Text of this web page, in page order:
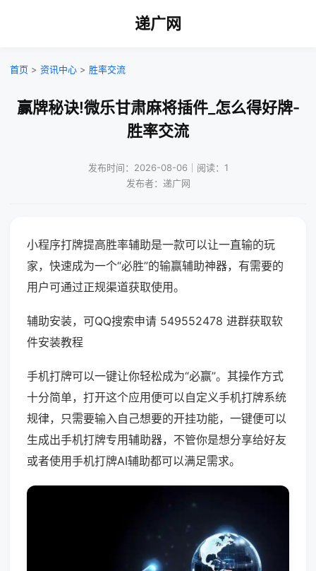
递广网
首页 > 资讯中心 > 胜率交流
赢牌秘诀!微乐甘肃麻将插件_怎么得好牌-
胜率交流
发布时间：2026-08-06｜阅读：1
发布者：递广网
小程序打牌提高胜率辅助是一款可以让一直输的玩
家，快速成为一个“必胜”的输赢辅助神器，有需要的
用户可通过正规渠道获取使用。
辅助安装，可QQ搜索申请 549552478 进群获取软
件安装教程
手机打牌可以一键让你轻松成为“必赢”。其操作方式
十分简单，打开这个应用便可以自定义手机打牌系统
规律，只需要输入自己想要的开挂功能，一键便可以
生成出手机打牌专用辅助器，不管你是想分享给好友
或者使用手机打牌AI辅助都可以满足需求。